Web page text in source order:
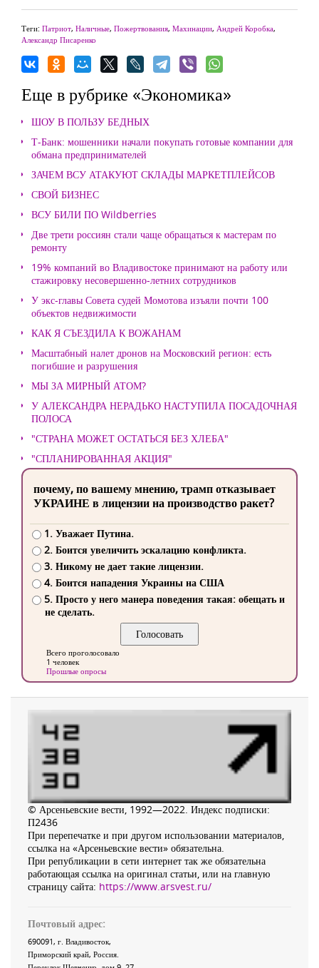
Теги: Патриот, Наличные, Пожертвования, Махинации, Андрей Коробка,
Александр Писаренко
Еще в рубрике «Экономика»
ШОУ В ПОЛЬЗУ БЕДНЫХ
Т-Банк: мошенники начали покупать готовые компании для
обмана предпринимателей
ЗАЧЕМ ВСУ АТАКУЮТ СКЛАДЫ МАРКЕТПЛЕЙСОВ
СВОЙ БИЗНЕС
ВСУ БИЛИ ПО Wildberries
Две трети россиян стали чаще обращаться к мастерам по
ремонту
19% компаний во Владивостоке принимают на работу или
стажировку несовершенно-летних сотрудников
У экс-главы Совета судей Момотова изъяли почти 100
объектов недвижимости
КАК Я СЪЕЗДИЛА К ВОЖАНАМ
Масштабный налет дронов на Московский регион: есть
погибшие и разрушения
МЫ ЗА МИРНЫЙ АТОМ?
У АЛЕКСАНДРА НЕРАДЬКО НАСТУПИЛА ПОСАДОЧНАЯ
ПОЛОСА
"СТРАНА МОЖЕТ ОСТАТЬСЯ БЕЗ ХЛЕБА"
"СПЛАНИРОВАННАЯ АКЦИЯ"
почему, по вашему мнению, трамп отказывает
УКРАИНЕ в лицензии на производство ракет?
1. Уважает Путина.
2. Боится увеличить эскалацию конфликта.
3. Никому не дает такие лицензии.
4. Боится нападения Украины на США
5. Просто у него манера поведения такая: обещать и
не сделать.
Всего проголосовало
1 человек
Прошлые опросы
© Арсеньевские вести, 1992—2022. Индекс подписки:
П2436
При перепечатке и при другом использовании материалов,
ссылка на «Арсеньевские вести» обязательна.
При републикации в сети интернет так же обязательна
работающая ссылка на оригинал статьи, или на главную
страницу сайта: https://www.arsvest.ru/
Почтовый адрес:
690091, г. Владивосток,
Приморский край, Россия